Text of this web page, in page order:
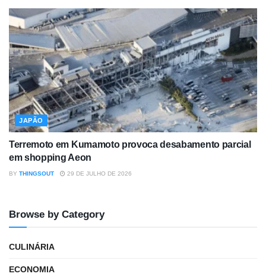
JAPÃO
Terremoto em Kumamoto provoca desabamento parcial
em shopping Aeon
BY THINGSOUT 29 DE JULHO DE 2026
Browse by Category
CULINÁRIA
ECONOMIA